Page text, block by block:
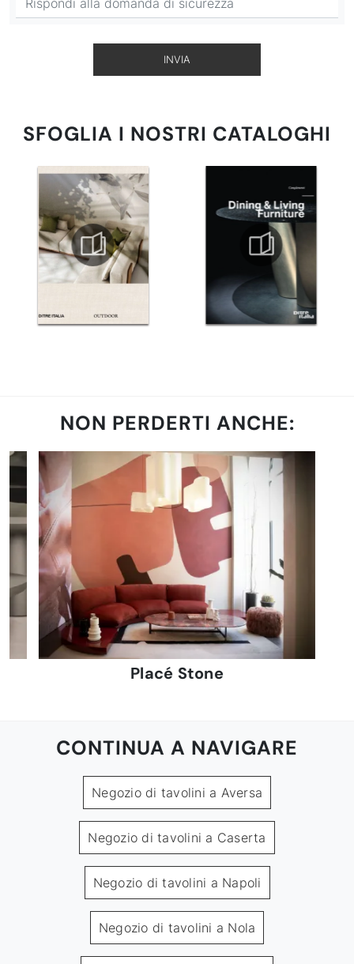
SFOGLIA I NOSTRI CATALOGHI
INVIA
NON PERDERTI ANCHE:
Placé Stone
CONTINUA A NAVIGARE
Negozio di tavolini a Aversa
Negozio di tavolini a Caserta
Negozio di tavolini a Napoli
Negozio di tavolini a Nola